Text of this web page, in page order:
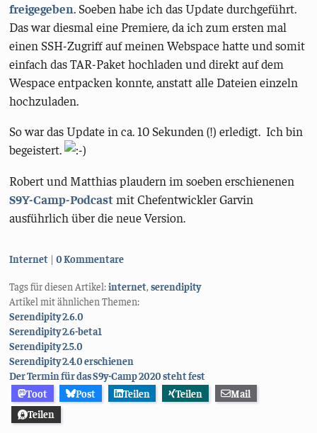
freigegeben. Soeben habe ich das Update durchgeführt.
Das war diesmal eine Premiere, da ich zum ersten mal
einen SSH-Zugriff auf meinen Webspace hatte und somit
einfach das TAR-Paket hochladen und direkt auf dem
Wespace entpacken konnte, anstatt alle Dateien einzeln
hochzuladen.
So war das Update in ca. 10 Sekunden (!) erledigt. Ich bin
begeistert.
Robert und Matthias plaudern im soeben erschienenen
S9Y-Camp-Podcastmit Chefentwickler Garvin
ausführlich über die neue Version.
Kategorien:
Internet 0 Kommentare
Tags für diesen Artikel:internet ,serendipity
Artikel mit ähnlichen Themen:
Serendipity 2.6.0
Serendipity 2.6-beta1
Serendipity 2.5.0
Serendipity 2.4.0 erschienen
Der Termin für das S9y-Camp 2020 steht fest
Toot
Post Teilen Teilen
Mail
Teilen